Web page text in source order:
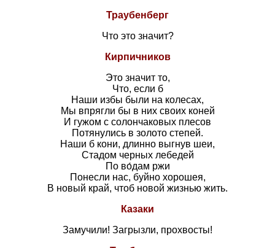
Траубенберг
Что это значит?
Кирпичников
Это значит то,
Что, если б
Наши избы были на колесах,
Мы впрягли бы в них своих коней
И гужом с солончаковых плесов
Потянулись в золото степей.
Наши б кони, длинно выгнув шеи,
Стадом черных лебедей
По во́дам ржи
Понесли нас, буйно хорошея,
В новый край, чтоб новой жизнью жить.
Казаки
Замучили! Загрызли, прохвосты!